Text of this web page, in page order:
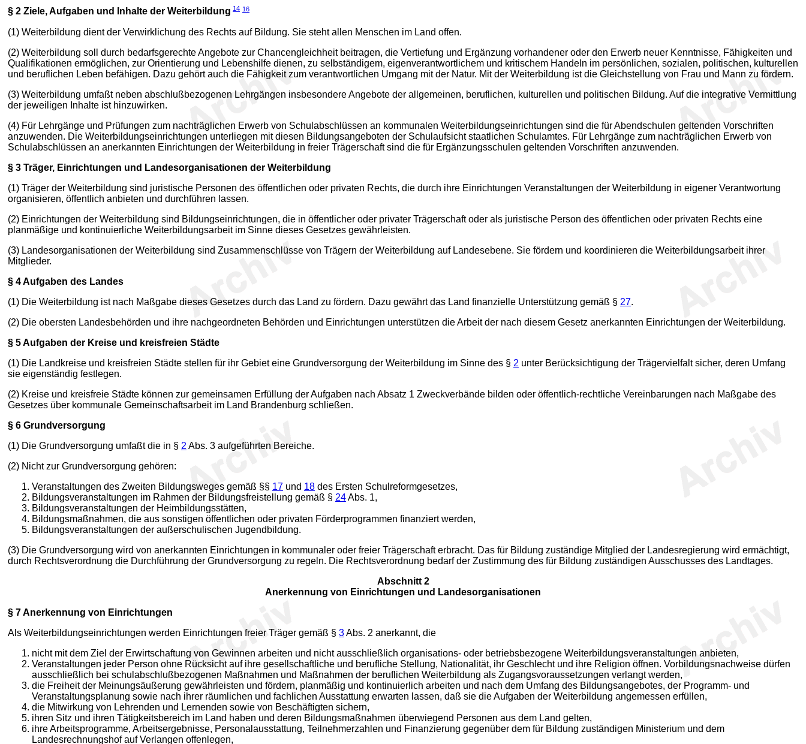
§ 2 Ziele, Aufgaben und Inhalte der Weiterbildung 14 16
(1) Weiterbildung dient der Verwirklichung des Rechts auf Bildung. Sie steht allen Menschen im Land offen.
(2) Weiterbildung soll durch bedarfsgerechte Angebote zur Chancengleichheit beitragen, die Vertiefung und Ergänzung vorhandener oder den Erwerb neuer Kenntnisse, Fähigkeiten und
Qualifikationen ermöglichen, zur Orientierung und Lebenshilfe dienen, zu selbständigem, eigenverantwortlichem und kritischem Handeln im persönlichen, sozialen, politischen, kulturellen
und beruflichen Leben befähigen. Dazu gehört auch die Fähigkeit zum verantwortlichen Umgang mit der Natur. Mit der Weiterbildung ist die Gleichstellung von Frau und Mann zu fördern.
(3) Weiterbildung umfaßt neben abschlußbezogenen Lehrgängen insbesondere Angebote der allgemeinen, beruflichen, kulturellen und politischen Bildung. Auf die integrative Vermittlung
der jeweiligen Inhalte ist hinzuwirken.
(4) Für Lehrgänge und Prüfungen zum nachträglichen Erwerb von Schulabschlüssen an kommunalen Weiterbildungseinrichtungen sind die für Abendschulen geltenden Vorschriften
anzuwenden. Die Weiterbildungseinrichtungen unterliegen mit diesen Bildungsangeboten der Schulaufsicht staatlichen Schulamtes. Für Lehrgänge zum nachträglichen Erwerb von
Schulabschlüssen an anerkannten Einrichtungen der Weiterbildung in freier Trägerschaft sind die für Ergänzungsschulen geltenden Vorschriften anzuwenden.
§ 3 Träger, Einrichtungen und Landesorganisationen der Weiterbildung
(1) Träger der Weiterbildung sind juristische Personen des öffentlichen oder privaten Rechts, die durch ihre Einrichtungen Veranstaltungen der Weiterbildung in eigener Verantwortung
organisieren, öffentlich anbieten und durchführen lassen.
(2) Einrichtungen der Weiterbildung sind Bildungseinrichtungen, die in öffentlicher oder privater Trägerschaft oder als juristische Person des öffentlichen oder privaten Rechts eine
planmäßige und kontinuierliche Weiterbildungsarbeit im Sinne dieses Gesetzes gewährleisten.
(3) Landesorganisationen der Weiterbildung sind Zusammenschlüsse von Trägern der Weiterbildung auf Landesebene. Sie fördern und koordinieren die Weiterbildungsarbeit ihrer
Mitglieder.
§ 4Aufgaben des Landes
(1) Die Weiterbildung ist nach Maßgabe dieses Gesetzes durch das Land zu fördern. Dazu gewährt das Land finanzielle Unterstützung gemäß § 27.
(2) Die obersten Landesbehörden und ihre nachgeordneten Behörden und Einrichtungen unterstützen die Arbeit der nach diesem Gesetz anerkannten Einrichtungen der Weiterbildung.
§ 5Aufgaben der Kreise und kreisfreien Städte
(1) Die Landkreise und kreisfreien Städte stellen für ihr Gebiet eine Grundversorgung der Weiterbildung im Sinne des § 2 unter Berücksichtigung der Trägervielfalt sicher, deren Umfang
sie eigenständig festlegen.
(2) Kreise und kreisfreie Städte können zur gemeinsamen Erfüllung der Aufgaben nach Absatz 1 Zweckverbände bilden oder öffentlich-rechtliche Vereinbarungen nach Maßgabe des
Gesetzes über kommunale Gemeinschaftsarbeit im Land Brandenburg schließen.
§ 6 Grundversorgung
(1) Die Grundversorgung umfaßt die in § 2 Abs. 3 aufgeführten Bereiche.
(2) Nicht zur Grundversorgung gehören:
Veranstaltungen des Zweiten Bildungsweges gemäß §§ 17 und 18 des Ersten Schulreformgesetzes,
Bildungsveranstaltungen im Rahmen der Bildungsfreistellung gemäß § 24Abs. 1,
Bildungsveranstaltungen der Heimbildungsstätten,
Bildungsmaßnahmen, die aus sonstigen öffentlichen oder privaten Förderprogrammen finanziert werden,
Bildungsveranstaltungen der außerschulischen Jugendbildung.
(3) Die Grundversorgung wird von anerkannten Einrichtungen in kommunaler oder freier Trägerschaft erbracht. Das für Bildung zuständige Mitglied der Landesregierung wird ermächtigt,
durch Rechtsverordnung die Durchführung der Grundversorgung zu regeln. Die Rechtsverordnung bedarf der Zustimmung des für Bildung zuständigen Ausschusses des Landtages.
Abschnitt 2
Anerkennung von Einrichtungen und Landesorganisationen
§ 7Anerkennung von Einrichtungen
Als Weiterbildungseinrichtungen werden Einrichtungen freier Träger gemäß § 3Abs. 2 anerkannt, die
nicht mit dem Ziel der Erwirtschaftung von Gewinnen arbeiten und nicht ausschließlich organisations- oder betriebsbezogene Weiterbildungsveranstaltungen anbieten,
Veranstaltungen jeder Person ohne Rücksicht auf ihre gesellschaftliche und berufliche Stellung, Nationalität, ihr Geschlecht und ihre Religion öffnen. Vorbildungsnachweise dürfen
ausschließlich bei schulabschlußbezogenen Maßnahmen und Maßnahmen der beruflichen Weiterbildung als Zugangsvoraussetzungen verlangt werden,
die Freiheit der Meinungsäußerung gewährleisten und fördern, planmäßig und kontinuierlich arbeiten und nach dem Umfang des Bildungsangebotes, der Programm- und
Veranstaltungsplanung sowie nach ihrer räumlichen und fachlichen Ausstattung erwarten lassen, daß sie die Aufgaben der Weiterbildung angemessen erfüllen,
die Mitwirkung von Lehrenden und Lernenden sowie von Beschäftigten sichern,
ihren Sitz und ihren Tätigkeitsbereich im Land haben und deren Bildungsmaßnahmen überwiegend Personen aus dem Land gelten,
ihre Arbeitsprogramme, Arbeitsergebnisse, Personalausstattung, Teilnehmerzahlen und Finanzierung gegenüber dem für Bildung zuständigen Ministerium und dem
Landesrechnungshof auf Verlangen offenlegen,